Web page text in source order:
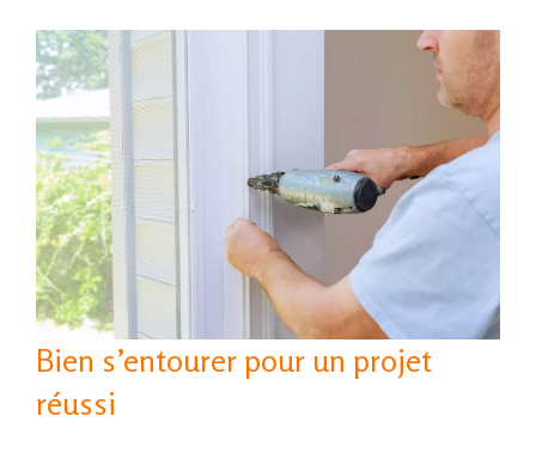
Bien s’entourer pour un projet
réussi